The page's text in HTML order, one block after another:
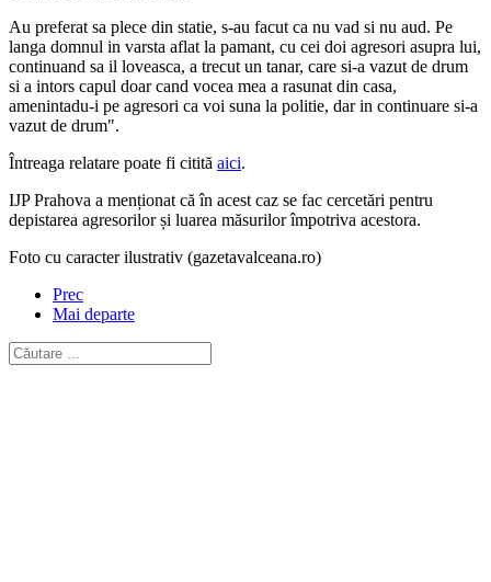
Au preferat sa plece din statie, s-au facut ca nu vad si nu aud. Pe
langa domnul in varsta aflat la pamant, cu cei doi agresori asupra lui,
continuand sa il loveasca, a trecut un tanar, care si-a vazut de drum
si a intors capul doar cand vocea mea a rasunat din casa,
amenintadu-i pe agresori ca voi suna la politie, dar in continuare si-a
vazut de drum".
Întreaga relatare poate fi citită aici.
IJP Prahova a menționat că în acest caz se fac cercetări pentru
depistarea agresorilor și luarea măsurilor împotriva acestora.
Foto cu caracter ilustrativ (gazetavalceana.ro)
Prec
Mai departe